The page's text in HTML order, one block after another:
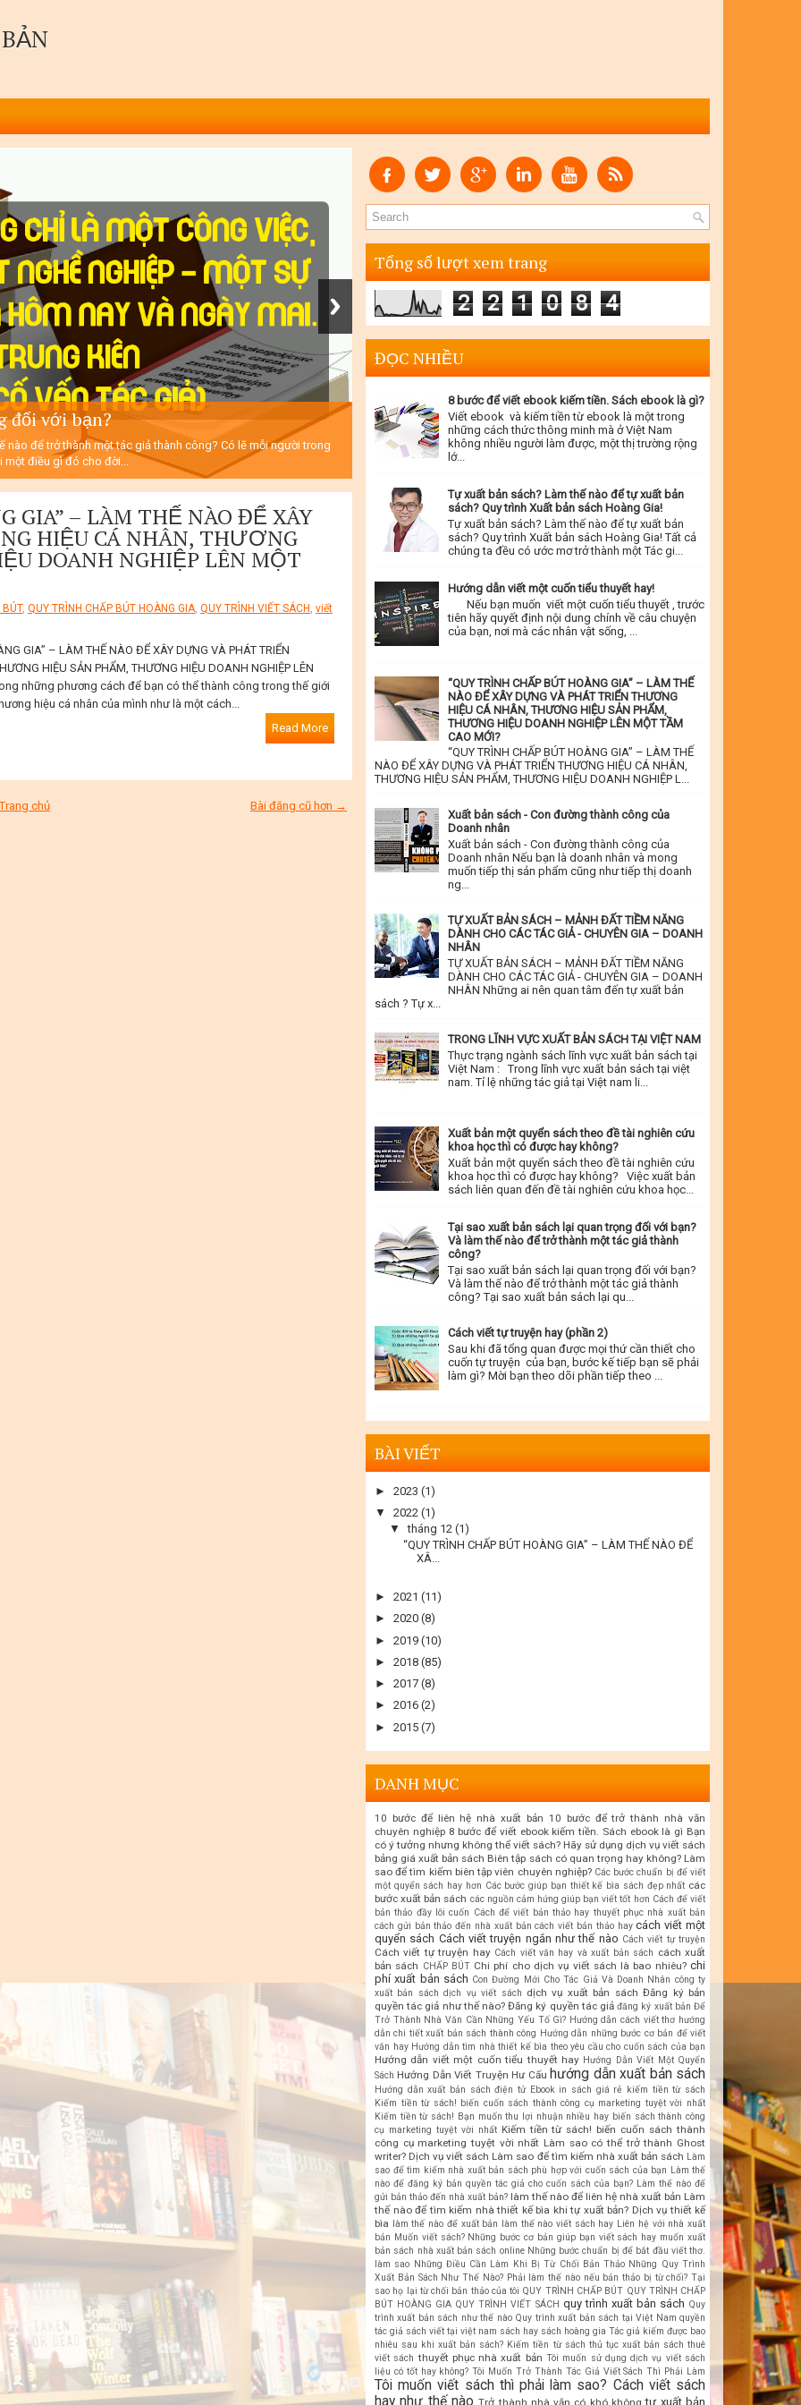
đối với bạn?
nào để trở thành một tác giả thành công? Có lẽ mỗi người trong
một điều gì đó cho đời...
GIA” – LÀM THẾ NÀO ĐỂ XÂY
HIỆU CÁ NHÂN, THƯƠNG
DOANH NGHIỆP LÊN MỘT
BÚT, QUY TRÌNH CHẤP BÚT HOÀNG GIA, QUY TRÌNH VIẾT SÁCH , viết
GIA” – LÀM THẾ NÀO ĐỂ XÂY DỰNG VÀ PHÁT TRIỂN
HIỆU SẢN PHẨM, THƯƠNG HIỆU DOANH NGHIỆP LÊN
những phương cách để bạn có thể thành công trong thế giới
hiệu cá nhân của mình như là một cách...
Read More
Bài đăng cũ hơn →
Trang chủ
Tổng số lượt xem trang
2 2 1 0 8 4
ĐỌC NHIỀU
8 bước để viết ebook kiếm tiền. Sách ebook là gì?
Viết ebook và kiếm tiền từ ebook là một trong
những cách thức thông minh mà ở Việt Nam
không nhiều người làm được, một thị trường rộng
lớ...
Tự xuất bản sách? Làm thế nào để tự xuất bản
sách? Quy trình Xuất bản sách Hoàng Gia!
Tự xuất bản sách? Làm thế nào để tự xuất bản
sách? Quy trình Xuất bản sách Hoàng Gia! Tất cả
chúng ta đều có ước mơ trở thành một Tác gi...
Hướng dẫn viết một cuốn tiểu thuyết hay!
Nếu bạn muốn viết một cuốn tiểu thuyết , trước
tiên hãy quyết định nội dung chính về câu chuyện
của bạn, nơi mà các nhân vật sống, ...
“QUY TRÌNH CHẤP BÚT HOÀNG GIA” – LÀM THẾ
NÀO ĐỂ XÂY DỰNG VÀ PHÁT TRIỂN THƯƠNG
HIỆU CÁ NHÂN, THƯƠNG HIỆU SẢN PHẨM,
THƯƠNG HIỆU DOANH NGHIỆP LÊN MỘT TẦM
CAO MỚI?
“QUY TRÌNH CHẤP BÚT HOÀNG GIA” – LÀM THẾ
NÀO ĐỂ XÂY DỰNG VÀ PHÁT TRIỂN THƯƠNG HIỆU CÁ NHÂN,
THƯƠNG HIỆU SẢN PHẨM, THƯƠNG HIỆU DOANH NGHIỆP L...
Xuất bản sách - Con đường thành công của
Doanh nhân
Xuất bản sách - Con đường thành công của
Doanh nhân Nếu bạn là doanh nhân và mong
muốn tiếp thị sản phẩm cũng như tiếp thị doanh
ng...
TỰ XUẤT BẢN SÁCH – MẢNH ĐẤT TIỀM NĂNG
DÀNH CHO CÁC TÁC GIẢ - CHUYÊN GIA – DOANH
NHÂN
TỰ XUẤT BẢN SÁCH – MẢNH ĐẤT TIỀM NĂNG
DÀNH CHO CÁC TÁC GIẢ - CHUYÊN GIA – DOANH
NHÂN Những ai nên quan tâm đến tự xuất bản
sách ? Tự x...
TRONG LĨNH VỰC XUẤT BẢN SÁCH TẠI VIỆT NAM
Thực trạng ngành sách lĩnh vực xuất bản sách tại
Việt Nam : Trong lĩnh vực xuất bản sách tại việt
nam. Tỉ lệ những tác giả tại Việt nam li...
Xuất bản một quyển sách theo đề tài nghiên cứu
khoa học thì có được hay không?
Xuất bản một quyển sách theo đề tài nghiên cứu
khoa học thì có được hay không? Việc xuất bản
sách liên quan đến đề tài nghiên cứu khoa học...
Tại sao xuất bản sách lại quan trọng đối với bạn?
Và làm thế nào để trở thành một tác giả thành
công?
Tại sao xuất bản sách lại quan trọng đối với bạn?
Và làm thế nào để trở thành một tác giả thành
công? Tại sao xuất bản sách lại qu...
Cách viết tự truyện hay (phần 2)
Sau khi đã tổng quan được mọi thứ cần thiết cho
cuốn tự truyện của bạn, bước kế tiếp bạn sẽ phải
làm gì? Mời bạn theo dõi phần tiếp theo ...
BÀI VIẾT
► 2023 (1)
▼
2022 (1)
▼
tháng 12 (1)
“QUY TRÌNH CHẤP BÚT HOÀNG GIA” – LÀM THẾ NÀO ĐỂ
XÂ...
► 2021 (11)
► 2020 (8)
► 2019 (10)
► 2018 (85)
► 2017 (8)
► 2016 (2)
► 2015 (7)
DANH MỤC
10 bước để liên hệ nhà xuất bản 10 bước để trở thành nhà văn
chuyên nghiệp 8 bước để viết ebook kiếm tiền. Sách ebook là gì Bạn
có ý tưởng nhưng không thể viết sách? Hãy sử dụng dịch vụ viết sách
bảng giá xuất bản sách Biên tập sách có quan trọng hay không? Làm
sao để tìm kiếm biên tập viên chuyên nghiệp? Các bước chuẩn bị để viết
một quyển sách hay hơn Các bước giúp bạn thiết kế bìa sách đẹp nhất các
bước xuất bản sách các nguồn cảm hứng giúp bạn viết tốt hơn Cách để viết
bản thảo đầy lôi cuốn Cách để viết bản thảo hay thuyết phục nhà xuất bản
cách gửi bản thảo đến nhà xuất bản cách viết bản thảo hay cách viết một
quyển sách Cách viết truyện ngắn như thế nào Cách viết tự truyện
Cách viết tự truyện hay Cách viết văn hay và xuất bản sách cách xuất
bản sách CHẤP BÚT Chi phí cho dịch vụ viết sách là bao nhiêu? chi
phí xuất bản sách Con Đường Mới Cho Tác Giả Và Doanh Nhân công ty
xuất bản sách dịch vụ viết sách dịch vụ xuất bản sách Đăng ký bản
quyền tác giả như thế nào? Đăng ký quyền tác giả đăng ký xuất bản Để
Trở Thành Nhà Văn Cần Những Yếu Tố Gì? Hướng dẫn cách viết thơ hướng
dẫn chi tiết xuất bản sách thành công Hướng dẫn những bước cơ bản để viết
văn hay Hướng dẫn tìm nhà thiết kế bìa theo yêu cầu cho cuốn sách của bạn
Hướng dẫn viết một cuốn tiểu thuyết hay Hướng Dẫn Viết Một Quyển
Sách Hướng Dẫn Viết Truyện Hư Cấu hướng dẫn xuất bản sách
Hướng dẫn xuất bản sách điện tử Ebook in sách giá rẻ kiếm tiền từ sách
Kiếm tiền từ sách! biến cuốn sách thành công cụ marketing tuyệt vời nhất
Kiếm tiền từ sách! Bạn muốn thu lợi nhuận nhiều hay biến sách thành công
cụ marketing tuyệt vời nhất Kiếm tiền từ sách! biến cuốn sách thành
công cụ marketing tuyệt vời nhất Làm sao có thể trở thành Ghost
writer? Dịch vụ viết sách Làm sao để tìm kiếm nhà xuất bản sách Làm
sao để tìm kiếm nhà xuất bản sách phù hợp với cuốn sách của bạn Làm thế
nào để đăng ký bản quyền tác giả cho cuốn sách của bạn? Làm thế nào để
gửi bản thảo đến nhà xuất bản? làm thế nào để liên hệ nhà xuất bản Làm
thế nào để tìm kiếm nhà thiết kế bìa khi tự xuất bản? Dịch vụ thiết kế
bìa làm thế nào để xuất bản làm thế nào viết sách hay Liên hệ với nhà xuất
bản Muốn viết sách? Những bước cơ bản giúp bạn viết sách hay muốn xuất
bản sách nhà xuất bản sách online Những bước chuẩn bị để bắt đầu viết thơ.
làm sao Những Điều Cần Làm Khi Bị Từ Chối Bản Thảo Những Quy Trình
Xuất Bản Sách Như Thế Nào? Phải làm thế nào nếu bản thảo bị từ chối? Tại
sao họ lại từ chối bản thảo của tôi QUY TRÌNH CHẤP BÚT QUY TRÌNH CHẤP
BÚT HOÀNG GIA QUY TRÌNH VIẾT SÁCH quy trình xuất bản sách Quy
trình xuất bản sách như thế nào Quy trình xuất bản sách tại Việt Nam quyền
tác giả sách viết tại việt nam sách hay sách hoàng gia Tác giả kiếm được bao
nhiêu sau khi xuất bản sách? Kiếm tiền từ sách thủ tục xuất bản sách thuê
viết sách thuyết phục nhà xuất bản Tôi muốn sử dụng dịch vụ viết sách
liệu có tốt hay không? Tôi Muốn Trở Thành Tác Giả Viết Sách Thì Phải Làm
Tôi muốn viết sách thì phải làm sao? Cách viết sách
hay như thế nào Trở thành nhà văn có khó không tự xuất bản